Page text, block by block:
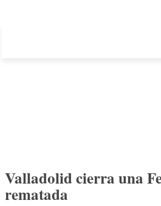
Valladolid cierra una
rematada